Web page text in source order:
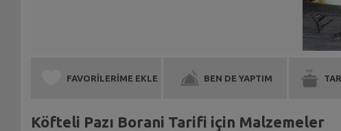
FAVORİLERİME EKLE BEN DE YAPTIM
Köfteli Pazı Borani Tarifi için Malzemeler